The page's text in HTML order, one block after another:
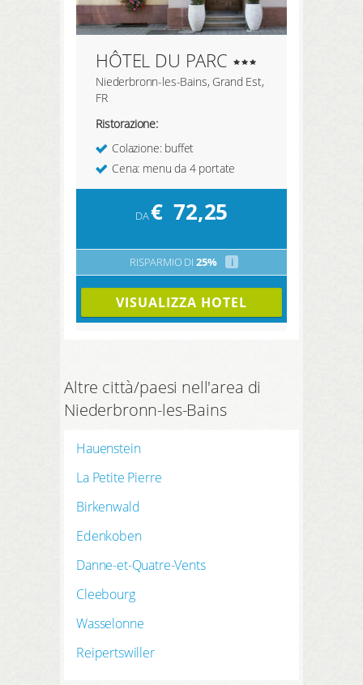
HÔTEL DU PARC
Niederbronn-les-Bains, Grand Est,
FR
Ristorazione:
Colazione: buffet
Cena: menu da 4 portate
DA€ 72,25
RISPARMIO DI 25% i
VISUALIZZA HOTEL
Altre città/paesi nell'area di
Niederbronn-les-Bains
Hauenstein
La Petite Pierre
Birkenwald
Edenkoben
Danne-et-Quatre-Vents
Cleebourg
Wasselonne
Reipertswiller